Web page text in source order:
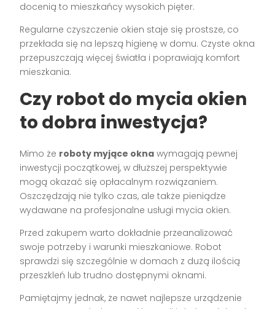
docenią to mieszkańcy wysokich pięter.
Regularne czyszczenie okien staje się prostsze, co
przekłada się na lepszą higienę w domu. Czyste okna
przepuszczają więcej światła i poprawiają komfort
mieszkania.
Czy robot do mycia okien
to dobra inwestycja?
Mimo że roboty myjące okna wymagają pewnej
inwestycji początkowej, w dłuższej perspektywie
mogą okazać się opłacalnym rozwiązaniem.
Oszczędzają nie tylko czas, ale także pieniądze
wydawane na profesjonalne usługi mycia okien.
Przed zakupem warto dokładnie przeanalizować
swoje potrzeby i warunki mieszkaniowe. Robot
sprawdzi się szczególnie w domach z dużą ilością
przeszkleń lub trudno dostępnymi oknami.
Pamiętajmy jednak, że nawet najlepsze urządzenie